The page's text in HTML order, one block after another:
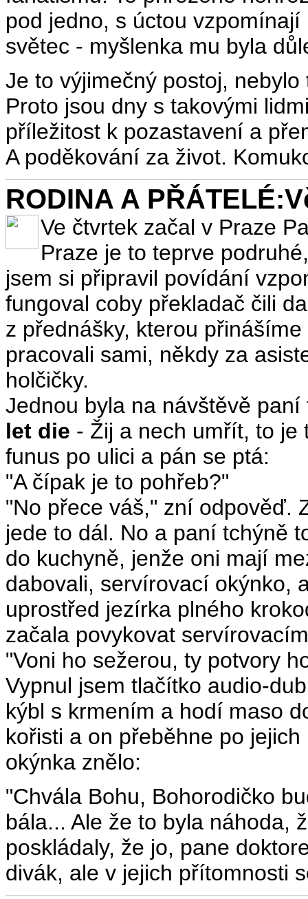
pod jedno, s úctou
světec - myšlenka mu byla
Je to výjimečný postoj,
Proto jsou dny s takovými
příležitost k pozastavení a
A poděkování za život.
RODINA A
Ve čtvrtek začal v Praze
Praze je to teprve
jsem si připravil povídání
fungoval coby překladač čili
z přednášky, kterou přinášíme
pracovali sami, někdy za
holčičky.
Jednou byla na návštěvě
let die - Žij a nech umřít, to je
funus po ulici a pán se ptá:
"A čípak je to pohřeb?"
"No přece váš," zní odpověď.
jede to dál. No a paní tchýně
do kuchyně, jenže oni mají
dabovali, servírovací okýnko,
uprostřed jezírka plného
začala povykovat
"Voni ho sežerou, ty potvory
Vypnul jsem tlačítko audio-
kýbl s krmením a hodí maso
kořisti a on přeběhne po
okýnka znělo:
"Chvála Bohu, Bohorodičko
bála... Ale že to byla náhoda,
poskládaly, že jo, pane
divák, ale v jejich přítomnosti